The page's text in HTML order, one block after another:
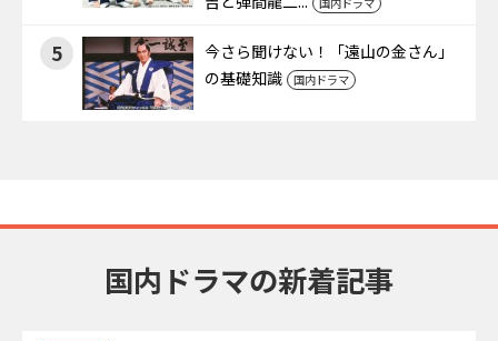
5
今さら聞けない！「遠山の金さん」
の基礎知識
国内ドラマ
国内ドラマの新着記事